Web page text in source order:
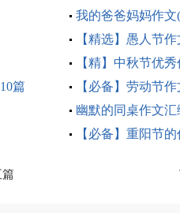
我的爸爸妈妈作文
【精选】愚人节
【精】中秋节优秀
篇
【必备】劳动节作
幽默的同桌作文汇
【必备】重阳节
篇